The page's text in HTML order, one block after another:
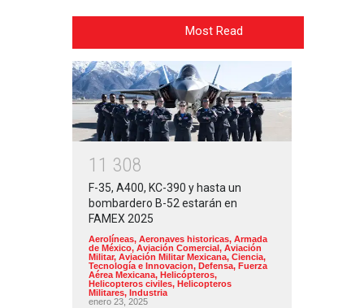
Most Read
1 1 308
F-35, A400, KC-390 y hasta un
bombardero B-52 estarán en
FAMEX 2025
Aerolíneas, Aeronaves historicas, Armada
de México, Aviación Comercial, Aviación
Militar, Aviación Militar Mexicana, Ciencia,
Tecnología e Innovacion, Defensa, Fuerza
Aérea Mexicana, Helicópteros,
Helicopteros civiles, Helicopteros
Militares, Industria
enero 23, 2025